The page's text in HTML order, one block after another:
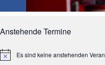
Anstehende Termine
HinweisEs sind keine anstehenden